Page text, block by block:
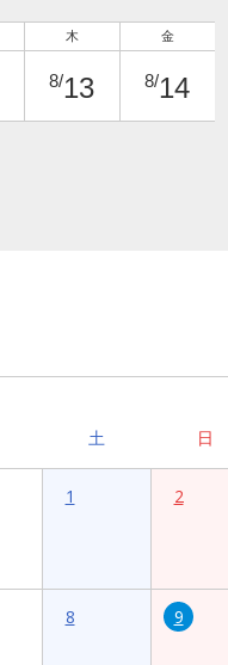
木
8/13
金
8/14
土 日
1 2
8 9